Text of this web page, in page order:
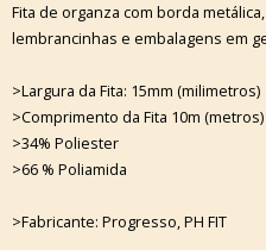
Fita de organza com borda
lembrancinhas e embalagens em
>Largura da Fita: 15mm (milimetros)
>Comprimento da Fita 10m (metros)
>34% Poliester
>66 % Poliamida
>Fabricante: Progresso, PH FIT